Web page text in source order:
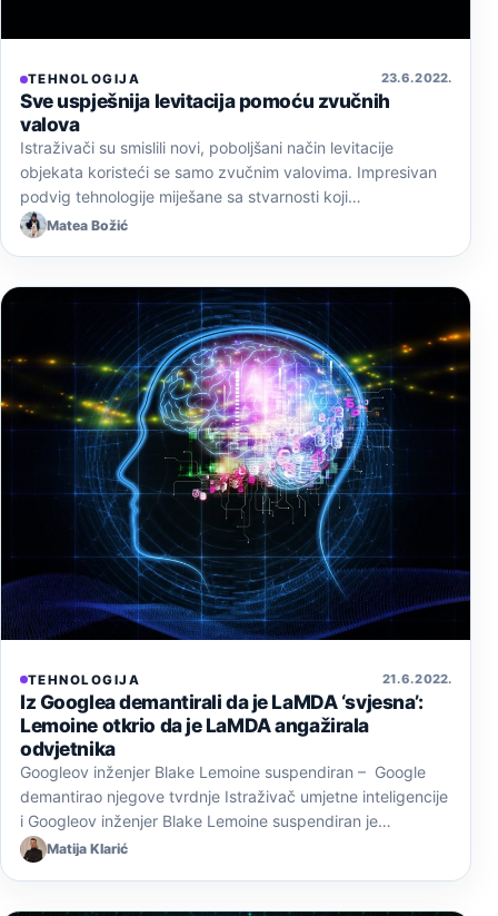
TEHNOLOGIJA 23. 6. 2022.
Sve uspješnija levitacija pomoću zvučnih
valova
Istraživači su smislili novi, poboljšani način levitacije
objekata koristeći se samo zvučnim valovima. Impresivan
podvig tehnologije miješane sa stvarnosti koji…
Matea Božić
TEHNOLOGIJA 21. 6. 2022.
Iz Googlea demantirali da je LaMDA ‘svjesna’:
Lemoine otkrio da je LaMDA angažirala
odvjetnika
Googleov inženjer Blake Lemoine suspendiran – Google
demantirao njegove tvrdnje Istraživač umjetne inteligencije
i Googleov inženjer Blake Lemoine suspendiran je…
Matija Klarić